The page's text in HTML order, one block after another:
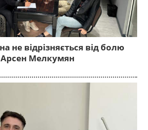
не відрізняється від болю
Мелкумян